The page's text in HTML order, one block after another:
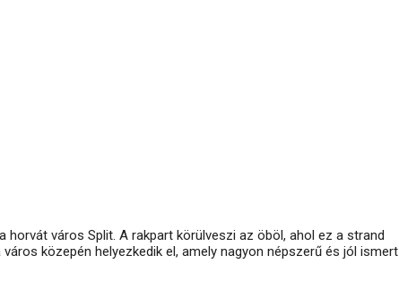
város Split. A rakpart körülveszi az öböl, ahol ez a strand
közepén helyezkedik el, amely nagyon népszerű és jól ismert